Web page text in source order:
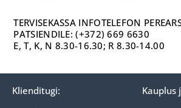
TERVISEKASSA INFOTELEFON
PATSIENDILE: (+372) 669 6630
E, T, K, N 8.30-16.30; R 8.30-14.00
Klienditugi: Kauplus